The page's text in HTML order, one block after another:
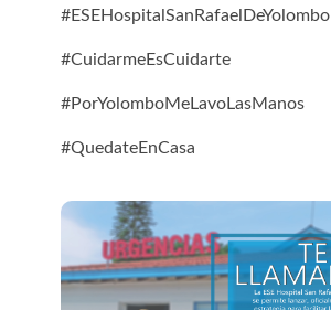
#ESEHospitalSanRafaelDeYolombo
#CuidarmeEsCuidarte
#PorYolomboMeLavoLasManos
#QuedateEnCasa